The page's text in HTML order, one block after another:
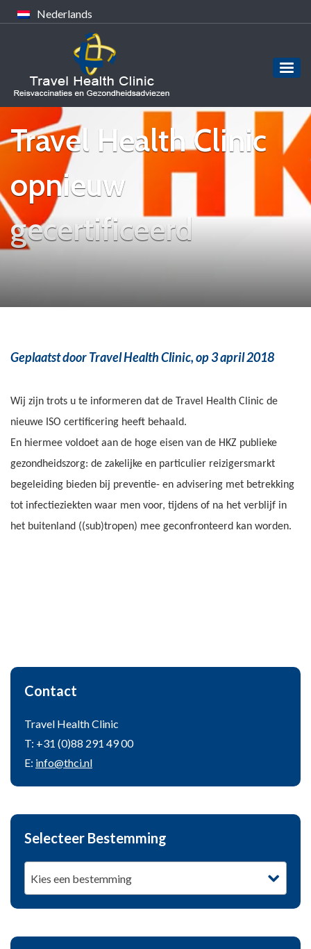
Nederlands
Travel Health Clinic
opnieuw
gecertificeerd
Geplaatst door Travel Health Clinic,op 3 april 2018
Wij zijn trots u te informeren dat de Travel Health Clinic de
nieuwe ISO certificering heeft behaald.
En hiermee voldoet aan de hoge eisen van de HKZ publieke
gezondheidszorg: de zakelijke en particulier reizigersmarkt
begeleiding bieden bij preventie- en advisering met betrekking
tot infectieziekten waar men voor, tijdens of na het verblijf in
het buitenland ((sub)tropen) mee geconfronteerd kan worden.
Contact
Travel Health Clinic
T: +31 (0)88 291 49 00
E: info@thci.nl
Selecteer Bestemming
Kies een bestemming